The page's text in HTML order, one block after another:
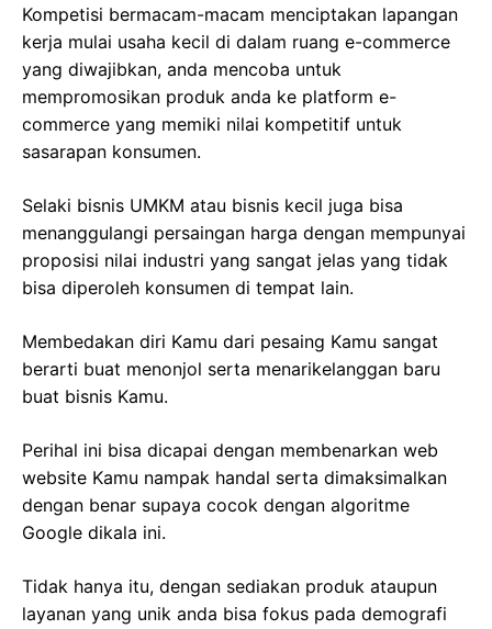
Kompetisi bermacam-macam menciptakan lapangan
kerja mulai usaha kecil di dalam ruang e-commerce
yang diwajibkan, anda mencoba untuk
mempromosikan produk anda ke platform e-
commerce yang memiki nilai kompetitif untuk
sasarapan konsumen.
Selaki bisnis UMKM atau bisnis kecil juga bisa
menanggulangi persaingan harga dengan mempunyai
proposisi nilai industri yang sangat jelas yang tidak
bisa diperoleh konsumen di tempat lain.
Membedakan diri Kamu dari pesaing Kamu sangat
berarti buat menonjol serta menarikelanggan baru
buat bisnis Kamu.
Perihal ini bisa dicapai dengan membenarkan web
website Kamu nampak handal serta dimaksimalkan
dengan benar supaya cocok dengan algoritme
Google dikala ini.
Tidak hanya itu, dengan sediakan produk ataupun
layanan yang unik anda bisa fokus pada demografi